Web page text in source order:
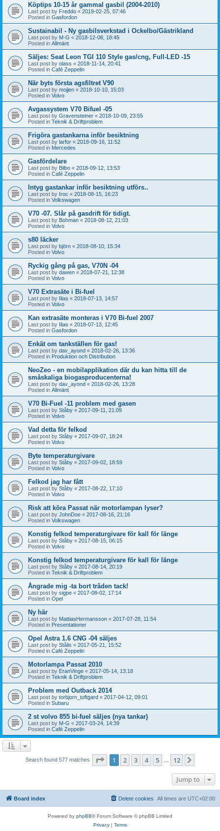
Köptips 10-15 år gammal gasbil (2004-2010)
Last post by Freddo « 2019-02-25, 07:46
Posted in Gasfordon
Sustainabil - Ny gasbilsverkstad i Ockelbo/Gästrikland
Last post by M-G « 2018-12-08, 18:45
Posted in Allmänt
Säljes: Seat Leon TGI 110 Style gas/cng, Full-LED -15
Last post by olass « 2018-11-14, 20:41
Posted in Café Zeppelin
När byts första agsfiltret V90
Last post by mojjen « 2018-10-10, 15:03
Posted in Volvo
Avgassystem V70 Bifuel -05
Last post by Gravensteiner « 2018-10-09, 23:55
Posted in Teknik & Driftproblem
Frigöra gastankarna inför besiktning
Last post by larfor « 2018-09-16, 11:52
Posted in Mercedes
Gasfördelare
Last post by Bilbo « 2018-09-12, 13:53
Posted in Café Zeppelin
Intyg gastankar inför besiktning utförs..
Last post by Iroc « 2018-08-15, 16:23
Posted in Volkswagen
V70 -07. Slår på gasdrift för tidigt.
Last post by Bohman « 2018-08-12, 21:03
Posted in Volvo
s80 läcker
Last post by björn « 2018-08-10, 15:34
Posted in Volvo
Ryckig gång på gas, V70N -04
Last post by dawen « 2018-07-21, 12:38
Posted in Volvo
V70 Extrasäte i Bi-fuel
Last post by Ilias « 2018-07-13, 14:57
Posted in Volvo
Kan extrasäte monteras i V70 Bi-fuel 2007
Last post by Ilias « 2018-07-13, 12:45
Posted in Gasfordon
Enkät om tankställen för gas!
Last post by dav_ayond « 2018-02-26, 13:36
Posted in Produktion och Distribution
NeoZeo - en mobilapplikation där du kan hitta till de
småskaliga biogasproducenterna!
Last post by dav_ayond « 2018-02-26, 13:28
Posted in Allmänt
V70 Bi-Fuel -11 problem med gasen
Last post by Ståby « 2017-09-11, 21:09
Posted in Volvo
Vad detta för felkod
Last post by Ståby « 2017-09-07, 18:24
Posted in Volvo
Byte temperaturgivare
Last post by Ståby « 2017-09-02, 18:59
Posted in Volvo
Felkod jag har fått
Last post by Ståby « 2017-08-22, 17:10
Posted in Volvo
Risk att köra Passat när motorlampan lyser?
Last post by JohnDoe « 2017-08-16, 21:16
Posted in Volkswagen
Konstig felkod temperaturgivare för kall för länge
Last post by Ståby « 2017-08-15, 06:15
Posted in Volvo
Konstig felkod temperaturgivare för kall för länge
Last post by Ståby « 2017-08-14, 20:19
Posted in Teknik & Driftproblem
Ångrade mig -ta bort tråden tack!
Last post by sigpe « 2017-08-02, 17:14
Posted in Opel
Ny här
Last post by MattiasHermansson « 2017-07-28, 11:54
Posted in Presentationer
Opel Astra 1.6 CNG -04 säljes
Last post by Stålis « 2017-05-21, 15:52
Posted in Café Zeppelin
Motorlampa Passat 2010
Last post by EranVinge « 2017-05-14, 13:18
Posted in Teknik & Driftproblem
Problem med Outback 2014
Last post by torbjorn_toftgard « 2017-04-12, 09:01
Posted in Subaru
2 st volvo 855 bi-fuel säljes (nya tankar)
Last post by M-G « 2017-03-24, 14:39
Posted in Café Zeppelin
Search found 577 matches Page 1of 12
1 2 3 4 5 12
Jump to
Board index All times are UTC+02:00
Delete cookies
Powered by phpBB® Forum Software © phpBB Limited
Privacy| Terms